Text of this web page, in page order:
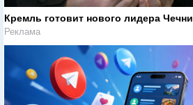
Кремль готовит нового лидера Чечни
Реклама